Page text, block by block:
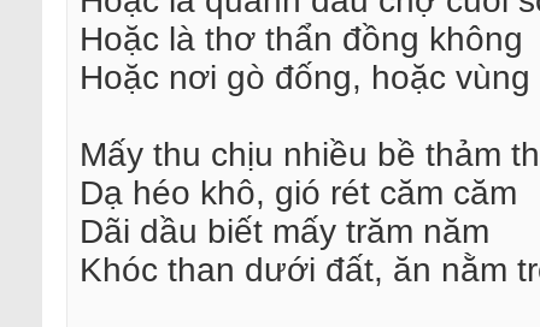
Hoặc là thơ thẩn đồng không
Hoặc nơi gò đống, hoặc vùng
Mấy thu chịu nhiều bề thảm
Dạ héo khô, gió rét căm căm
Dãi dầu biết mấy trăm năm
Khóc than dưới đất, ăn nằm